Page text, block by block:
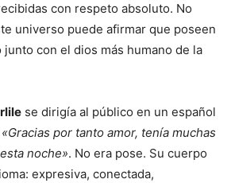
con respeto absoluto. No
universo puede afirmar que poseen
con el dios más humano de la
se dirigía al público en un español
«Gracias por tanto amor, tenía muchas
noche». No era pose. Su cuerpo
expresiva, conectada,